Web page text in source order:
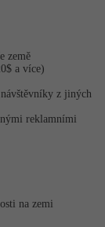
země
a více)
z jiných
reklamními
na zemi